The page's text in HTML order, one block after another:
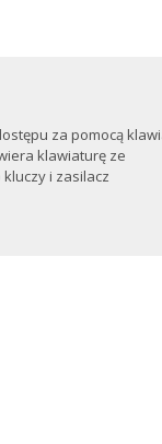
za pomocą
klawiaturę ze
i zasilacz